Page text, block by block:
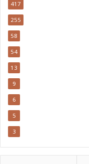
417
255
58
54
13
9
6
5
3